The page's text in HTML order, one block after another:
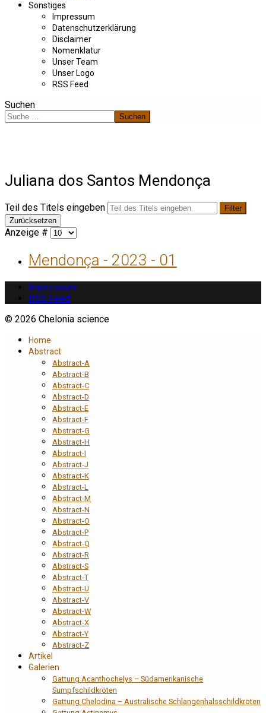
Sonstiges
Impressum
Datenschutzerklärung
Disclaimer
Nomenklatur
Unser Team
Unser Logo
RSS Feed
Suchen
Suchen
Juliana dos Santos Mendonça
Teil des Titels eingeben
Filter
Zurücksetzen
Anzeige #
Mendonça - 2023 - 01
Impressum
RSS Feed
© 2026 Chelonia science
Home
Abstract
Abstract-A
Abstract-B
Abstract-C
Abstract-D
Abstract-E
Abstract-F
Abstract-G
Abstract-H
Abstract-I
Abstract-J
Abstract-K
Abstract-L
Abstract-M
Abstract-N
Abstract-O
Abstract-P
Abstract-Q
Abstract-R
Abstract-S
Abstract-T
Abstract-U
Abstract-V
Abstract-W
Abstract-X
Abstract-Y
Abstract-Z
Artikel
Galerien
Gattung Acanthochelys – Südamerikanische
Sumpfschildkröten
Gattung Chelodina – Australische Schlangenhalsschildkröten